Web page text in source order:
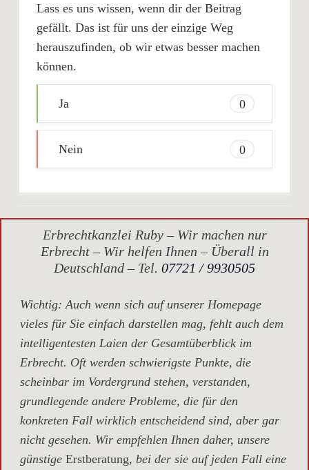
Lass es uns wissen, wenn dir der Beitrag
gefällt. Das ist für uns der einzige Weg
herauszufinden, ob wir etwas besser machen
können.
Ja 0
Nein 0
Erbrechtkanzlei Ruby – Wir machen nur
Erbrecht – Wir helfen Ihnen – Überall in
Deutschland – Tel. 07721 / 9930505
Wichtig: Auch wenn sich auf unserer Homepage
vieles für Sie einfach darstellen mag, fehlt auch dem
intelligentesten Laien der Gesamtüberblick im
Erbrecht. Oft werden schwierigste Punkte, die
scheinbar im Vordergrund stehen, verstanden,
grundlegende andere Probleme, die für den
konkreten Fall wirklich entscheidend sind, aber gar
nicht gesehen. Wir empfehlen Ihnen daher, unsere
günstige Erstberatung, bei der sie auf jeden Fall eine